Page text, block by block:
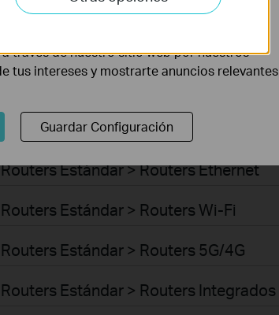
Switches > Aggregation
> Access Max
> Access Pro
Estándar > Routers Ethernet
Estándar > Routers Wi-Fi
Estándar > Routers 5G/4G
Estándar > Routers Integrados
en nuestro sitio web con el fin de
través de nuestro sitio web por nuestros
tus intereses y mostrarte anuncios relevantes
Guardar Configuración